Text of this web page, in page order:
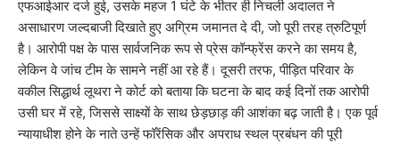
एफआईआर दर्ज हुई, उसके महज 1 घंटे के भीतर ही निचली अदालत ने
असाधारण जल्दबाजी दिखाते हुए अग्रिम जमानत दे दी, जो पूरी तरह त्रुटिपूर्ण
है। आरोपी पक्ष के पास सार्वजनिक रूप से प्रेस कॉन्फ्रेंस करने का समय है,
लेकिन वे जांच टीम के सामने नहीं आ रहे हैं। दूसरी तरफ, पीड़ित परिवार के
वकील सिद्धार्थ लूथरा ने कोर्ट को बताया कि घटना के बाद कई दिनों तक आरोपी
उसी घर में रहे, जिससे साक्ष्यों के साथ छेड़छाड़ की आशंका बढ़ जाती है। एक पूर्व
न्यायाधीश होने के नाते उन्हें फॉरेंसिक और अपराध स्थल प्रबंधन की पूरी